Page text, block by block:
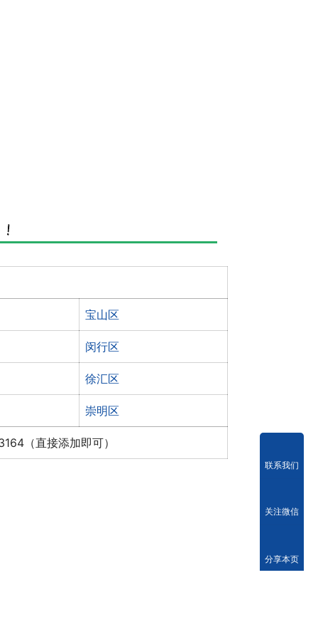
宝山区
闵行区
徐汇区
崇明区
（直接添加即可）
联系我们
关注微信
分享本页